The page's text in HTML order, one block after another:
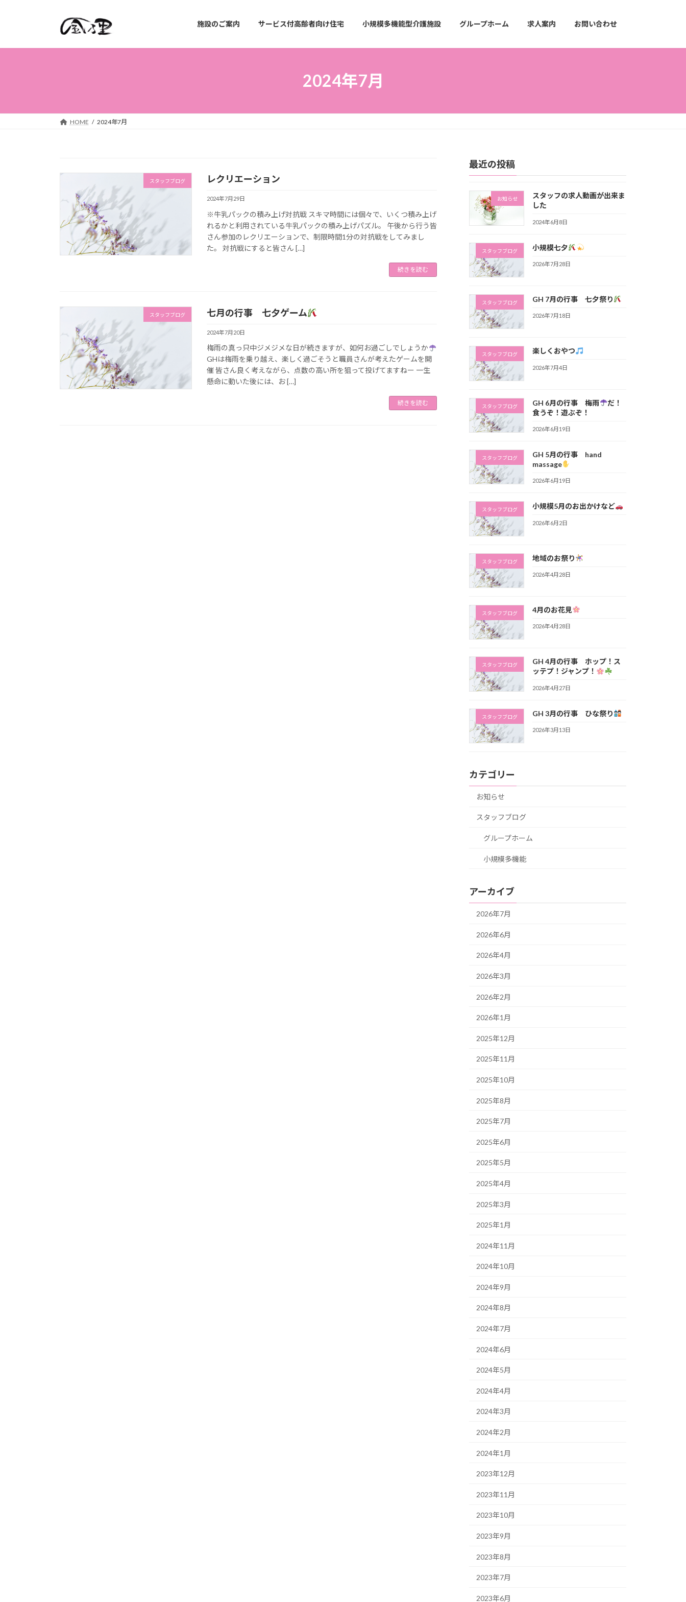
プ
動
施設のご案内 サービス付高齢者向け住宅 小規模多機能型介護施設 グループホーム 求人案内 お問い合わせ
2024年7月
HOME 2024年7月
スタッフブログ レクリエーション
2024年7月29日
※牛乳パックの積み上げ対抗戦 スキマ時間には個々で、いくつ積み上げ
れるかと利用されている牛乳パックの積み上げパズル。 午後から行う皆
さん参加のレクリエーションで、制限時間1分の対抗戦をしてみまし
た。 対抗戦にすると皆さん […]
続きを読む
スタッフブログ 七月の行事 七夕ゲーム
2024年7月20日
梅雨の真っ只中ジメジメな日が続きますが、如何お過ごしでしょうか
GHは梅雨を乗り越え、楽しく過ごそうと職員さんが考えたゲームを開
催 皆さん良く考えながら、点数の高い所を狙って投げてますねー 一生
懸命に動いた後には、お […]
続きを読む
最近の投稿
お知らせ
スタッフの求人動画が出来ま
した
2024年6月8日
スタッフブログ 小規模七夕
2026年7月28日
スタッフブログ GH 7月の行事 七夕祭り
2026年7月18日
スタッフブログ 楽しくおやつ
2026年7月4日
スタッフブログ GH 6月の行事 梅雨
だ！
食うぞ！遊ぶぞ！
2026年6月19日
スタッフブログ
GH 5月の行事 hand
massage
2026年6月19日
スタッフブログ 小規模5月のお出かけなど
2026年6月2日
スタッフブログ 地域のお祭り
2026年4月28日
スタッフブログ 4月のお花見
2026年4月28日
スタッフブログ
GH 4月の行事 ホップ！ス
ッテプ！ジャンプ！
2026年4月27日
スタッフブログ GH 3月の行事 ひな祭り
2026年3月13日
カテゴリー
お知らせ
スタッフブログ
グループホーム
小規模多機能
アーカイブ
2026年7月
2026年6月
2026年4月
2026年3月
2026年2月
2026年1月
2025年12月
2025年11月
2025年10月
2025年8月
2025年7月
2025年6月
2025年5月
2025年4月
2025年3月
2025年1月
2024年11月
2024年10月
2024年9月
2024年8月
2024年7月
2024年6月
2024年5月
2024年4月
2024年3月
2024年2月
2024年1月
2023年12月
2023年11月
2023年10月
2023年9月
2023年8月
2023年7月
2023年6月